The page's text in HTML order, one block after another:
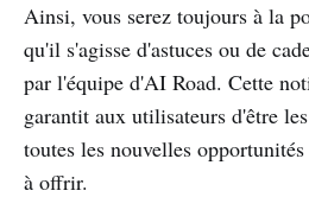
Ainsi, vous serez toujours à la
qu'il s'agisse d'astuces ou de
par l'équipe d'AI Road. Cette
garantit aux utilisateurs d'être
toutes les nouvelles
à offrir.